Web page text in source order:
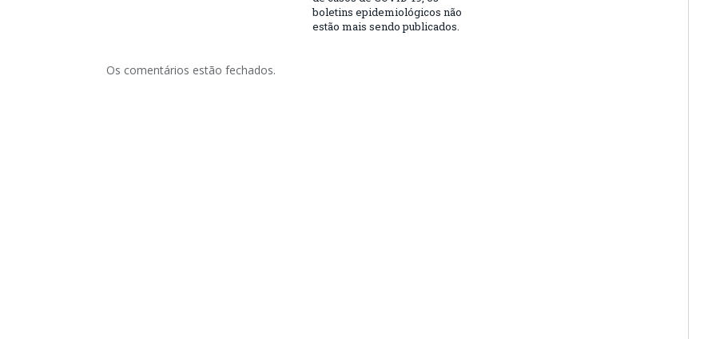
boletins epidemiológicos não
estão mais sendo publicados.
Os comentários estão fechados.